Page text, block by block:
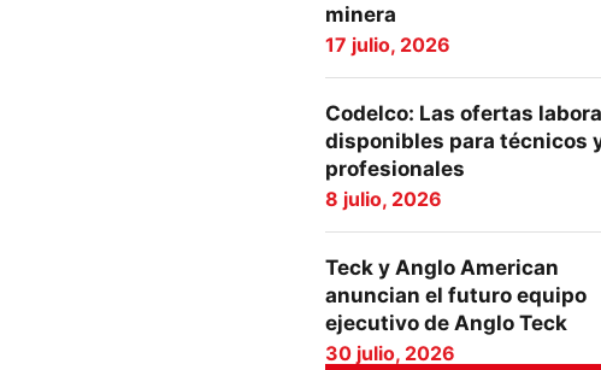
minera
17 julio, 2026
Codelco: Las ofertas
disponibles para técnicos
profesionales
8 julio, 2026
Teck y Anglo American
anuncian el futuro equipo
ejecutivo de Anglo Teck
30 julio, 2026